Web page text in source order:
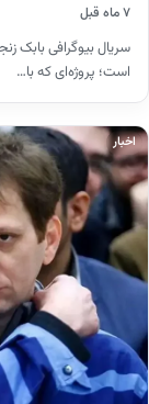
۷ ماه قبل
سریال بیوگرافی بابک
است؛ پروژه‌ای که با…
اخبار